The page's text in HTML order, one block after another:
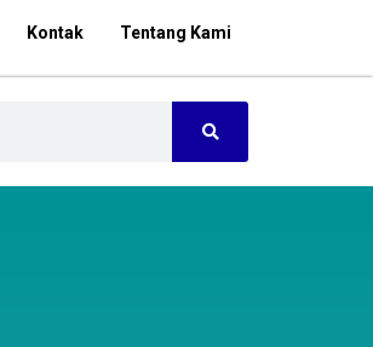
Kontak
Tentang Kami